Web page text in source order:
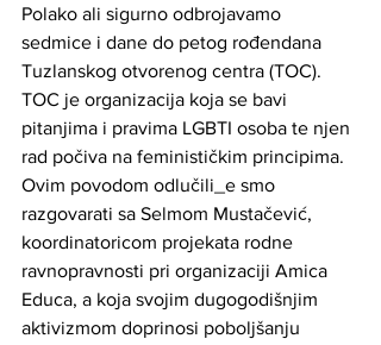
Polako ali sigurno odbrojavamo
sedmice i dane do petog rođendana
Tuzlanskog otvorenog centra (TOC).
TOC je organizacija koja se bavi
pitanjima i pravima LGBTI osoba te njen
rad počiva na feminističkim principima.
Ovim povodom odlučili_e smo
razgovarati sa Selmom Mustačević,
koordinatoricom projekata rodne
ravnopravnosti pri organizaciji Amica
Educa, a koja svojim dugogodišnjim
aktivizmom doprinosi poboljšanju